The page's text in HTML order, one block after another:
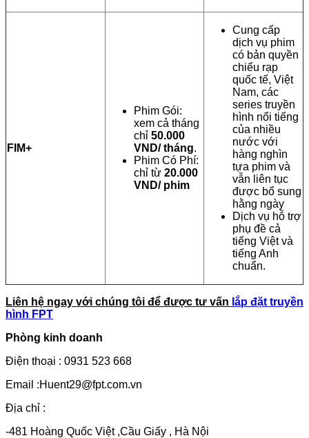
FIM+
Phim Gói:
xem cả tháng
chỉ 50.000
VND/ tháng.
Phim Có Phí:
chỉ từ 20.000
VND/ phim
Cung cấp
dịch vụ phim
có bản quyền
chiếu rạp
quốc tế, Việt
Nam, các
series truyền
hình nổi tiếng
của nhiều
nước với
hàng nghìn
tựa phim và
vẫn liên tục
được bổ sung
hằng ngày
Dịch vụ hỗ trợ
phụ đề cả
tiếng Việt và
tiếng Anh
chuẩn.
Liên hệ ngay với chúng tôi để được tư vấn lắp đặt truyền
hình FPT
Phòng kinh doanh
Điện thoại : 0931 523 668
Email :Huent29@fpt.com.vn
Địa chỉ :
-481 Hoàng Quốc Việt ,Cầu Giấy , Hà Nội